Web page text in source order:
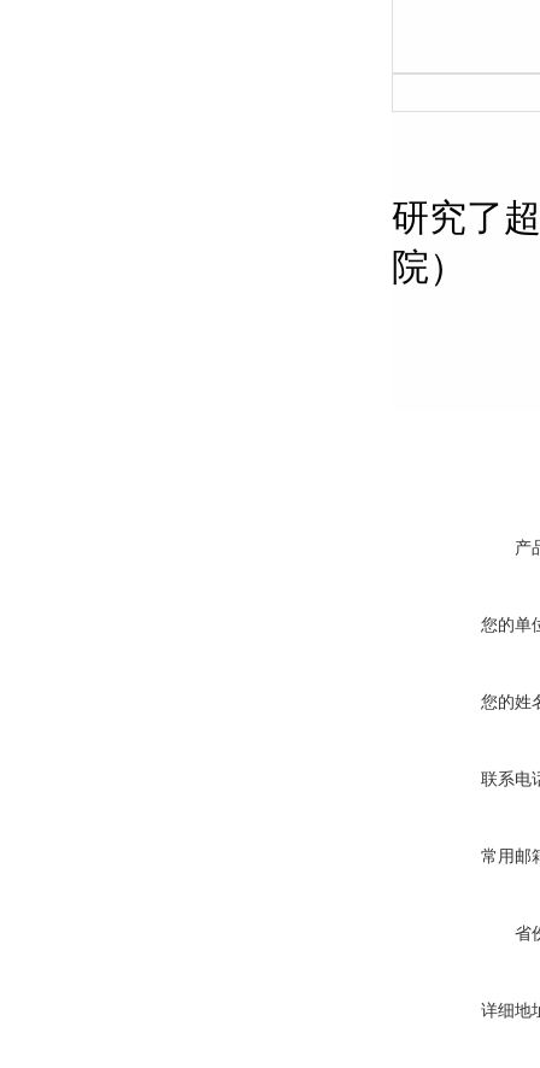
研究了
院）
产
您的单
您的姓
联系电
常用邮
省
详细地